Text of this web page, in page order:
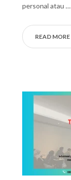
personal atau …
READ MORE